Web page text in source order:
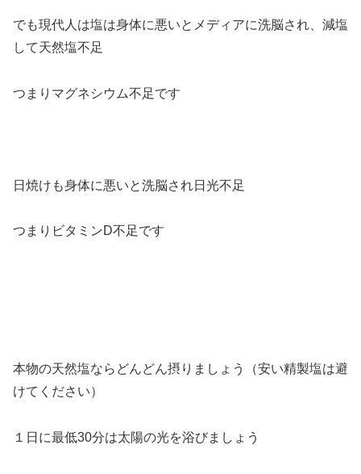
でも現代人は塩は身体に悪いとメディアに洗脳され、減塩
して天然塩不足
つまりマグネシウム不足です
日焼けも身体に悪いと洗脳され日光不足
つまりビタミンD不足です
本物の天然塩ならどんどん摂りましょう（安い精製塩は避
けてください）
１日に最低30分は太陽の光を浴びましょう